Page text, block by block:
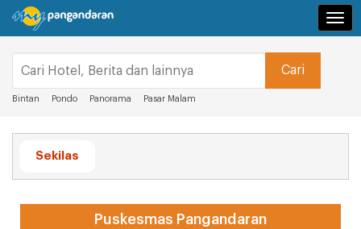
Bintan Pondo Panorama Pasar Malam
Sekilas
Puskesmas Pangandaran